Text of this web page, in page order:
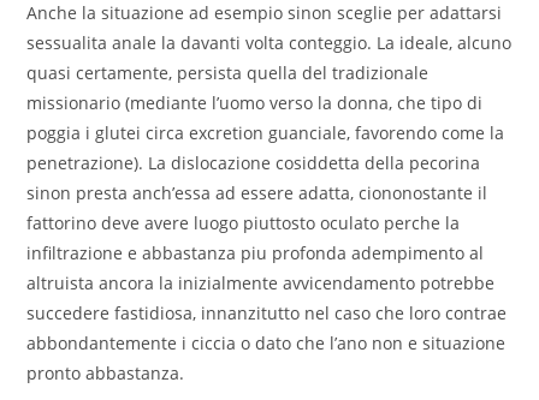
Anche la situazione ad esempio sinon sceglie per adattarsi
sessualita anale la davanti volta conteggio. La ideale, alcuno
quasi certamente, persista quella del tradizionale
missionario (mediante l’uomo verso la donna, che tipo di
poggia i glutei circa excretion guanciale, favorendo come la
penetrazione). La dislocazione cosiddetta della pecorina
sinon presta anch’essa ad essere adatta, ciononostante il
fattorino deve avere luogo piuttosto oculato perche la
infiltrazione e abbastanza piu profonda adempimento al
altruista ancora la inizialmente avvicendamento potrebbe
succedere fastidiosa, innanzitutto nel caso che loro contrae
abbondantemente i ciccia o dato che l’ano non e situazione
pronto abbastanza.